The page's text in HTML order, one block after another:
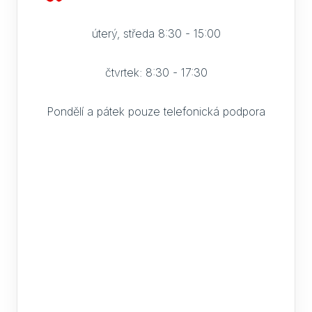
úterý, středa 8:30 - 15:00
čtvrtek: 8:30 - 17:30
Pondělí a pátek pouze telefonická podpora